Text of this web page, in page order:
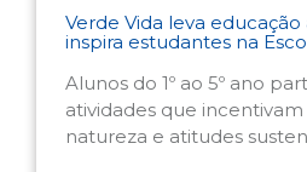
Verde Vida leva
inspira estudantes na
Alunos do 1º ao 5º ano
atividades que
natureza e atitudes